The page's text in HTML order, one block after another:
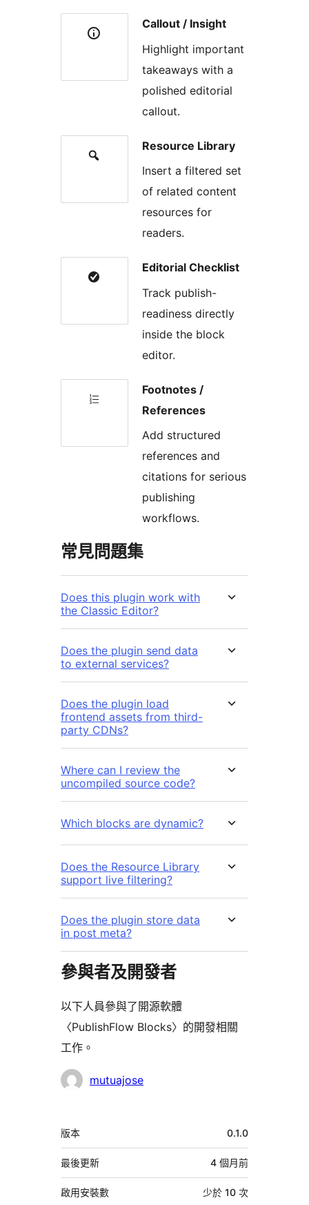
Callout / Insight
Highlight important
takeaways with a
polished editorial
callout.
Resource Library
Insert a filtered set
of related content
resources for
readers.
Editorial Checklist
Track publish-
readiness directly
inside the block
editor.
Footnotes /
References
Add structured
references and
citations for serious
publishing
workflows.
常見問題集
Does this plugin work with
the Classic Editor?
Does the plugin send data
to external services?
Does the plugin load
frontend assets from third-
party CDNs?
Where can I review the
uncompiled source code?
Which blocks are dynamic?
Does the Resource Library
support live filtering?
Does the plugin store data
in post meta?
參與者及開發者
以下人員參與了開源軟體
〈PublishFlow Blocks〉的開發相關
工作。
參
mutuajose
中
繼
資
料
版本 0.1.0
最後更新 4 個月前
啟用安裝數 少於 10 次